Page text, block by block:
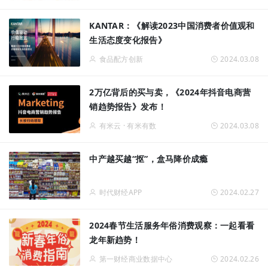
KANTAR：《解读2023中国消费者价值观和
生活态度变化报告》
食品配方创新 2024.03.08
2万亿背后的买与卖，《2024年抖音电商营
销趋势报告》发布！
有米云 · 有米有数 2024.03.08
中产越买越“抠”，盒马降价成瘾
时代财经APP 2024.02.27
2024春节生活服务年俗消费观察：一起看看
龙年新趋势！
第一财经商业数据中心 2024.02.26